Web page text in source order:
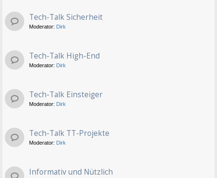
Tech-Talk Sicherheit
Moderator: Dirk
Tech-Talk High-End
Moderator: Dirk
Tech-Talk Einsteiger
Moderator: Dirk
Tech-Talk TT-Projekte
Moderator: Dirk
Informativ und Nützlich